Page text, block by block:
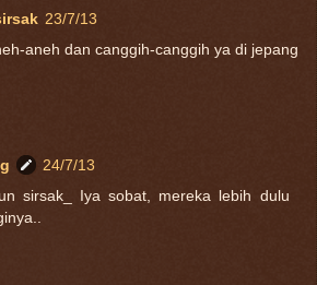
23/7/13
aneh dan canggih-canggih ya di jepang
24/7/13
sirsak_ Iya sobat, mereka lebih dulu